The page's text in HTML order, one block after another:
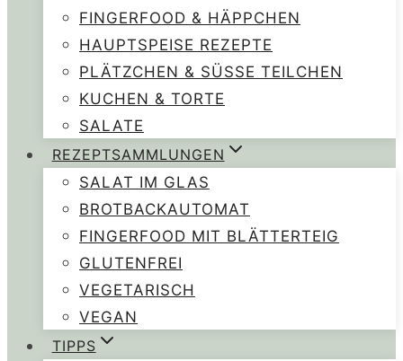
FINGERFOOD & HÄPPCHEN
HAUPTSPEISE REZEPTE
PLÄTZCHEN & SÜSSE TEILCHEN
KUCHEN & TORTE
SALATE
REZEPTSAMMLUNGEN
SALAT IM GLAS
BROTBACKAUTOMAT
FINGERFOOD MIT BLÄTTERTEIG
GLUTENFREI
VEGETARISCH
VEGAN
TIPPS